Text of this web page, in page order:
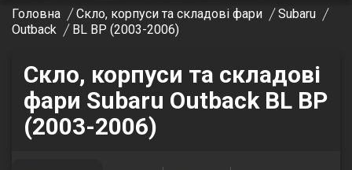
Головна Скло, корпуси та складові фари
Subaru
Outback
BL BP (2003-2006)
Скло, корпуси та складові
фари Subaru Outback BL BP
(2003-2006)